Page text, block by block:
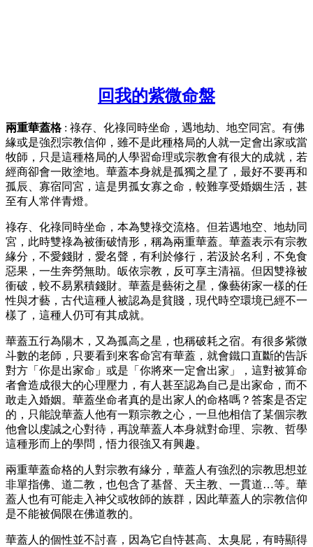
回我的紫微命盤
兩重華蓋格: 祿存、化祿同時坐命，遇地劫、地空同宮。有佛
緣或是強烈宗教信仰，雖不是此種格局的人就一定會出家或當
牧師，只是這種格局的人學習命理或宗教會有很大的成就，若
經商卻會一敗塗地。華蓋本身就是孤獨之星了，最好不要再和
孤辰、寡宿同宮，這是男孤女寡之命，較難享受婚姻生活，甚
至有人常伴青燈。
祿存、化祿同時坐命，本為雙祿交流格。但若遇地空、地劫同
宮，此時雙祿為被衝破情形，稱為兩重華蓋。華蓋表示有宗教
緣分，不愛錢財，愛名聲，有利於修行，若汲於名利，不免食
惡果，一生奔勞無助。皈依宗教，反可享主清福。但因雙祿被
衝破，較不易累積錢財。華蓋是藝術之星，像藝術家一樣的任
性與才藝，古代這種人被認為是貧賤，現代時空環境已經不一
樣了，這種人仍可有其成就。
華蓋五行為陽木，又為孤高之星，也稱破耗之宿。有很多紫微
斗數的老師，只要看到來客命宮有華蓋，就會鐵口直斷的告訴
對方「你是出家命」或是「你將來一定會出家」，這對被算命
者會造成很大的心理壓力，有人甚至認為自己是出家命，而不
敢走入婚姻。華蓋坐命者真的是出家人的命格嗎？答案是否定
的，只能說華蓋人他有一顆宗教之心，一旦他相信了某個宗教
他會以虔誠之心對待，再說華蓋人本身就對命理、宗教、哲學
這種形而上的學問，悟力很強又有興趣。
兩重華蓋命格的人對宗教有緣分，華蓋人有強烈的宗教思想並
非單指佛、道二教，也包含了基督、天主教、一貫道…等。華
蓋人也有可能走入神父或牧師的族群，因此華蓋人的宗教信仰
是不能被侷限在佛道教的。
華蓋人的個性並不討喜，因為它自恃甚高、太臭屁，有時顯得